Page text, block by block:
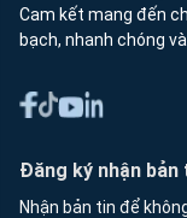
Cam kết mang đến
bạch, nhanh chóng
Đăng ký nhận bản
Nhận bản tin để